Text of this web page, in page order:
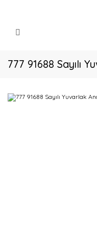
777 91688 Sayılı